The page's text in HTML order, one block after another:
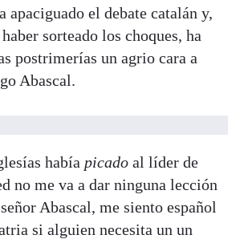
apaciguado el debate catalán y,
sorteado los choques, ha
postrimerías un agrio cara a
Abascal.
había picado al líder de
no me va a dar ninguna lección
Abascal, me siento español
si alguien necesita un un